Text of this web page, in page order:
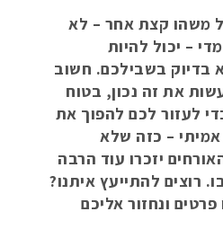
משהו קצת אחר – לא
– יכול להיות
בדיוק בשבילכם. חשוב
את זה נכון, בטוח
לעזור לכם להפוך את
– כזה שלא
יזכרו עוד הרבה
רוצים להתייעץ איתנו?
ונחזור אליכם